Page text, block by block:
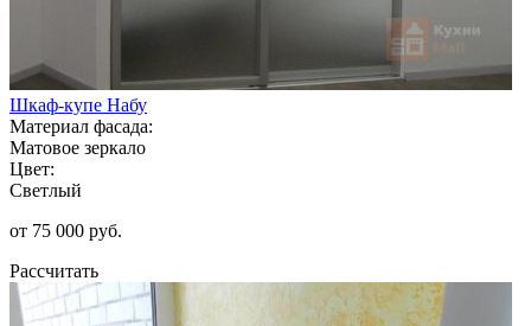
Шкаф-купе Набу
Материал фасада:
Матовое зеркало
Цвет:
Светлый
от 75 000 руб.
Рассчитать